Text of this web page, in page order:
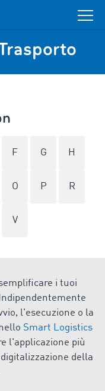
F G H
O P R
V
i tuoi
l'esecuzione o la
Smart Logistics
l'applicazione più
della